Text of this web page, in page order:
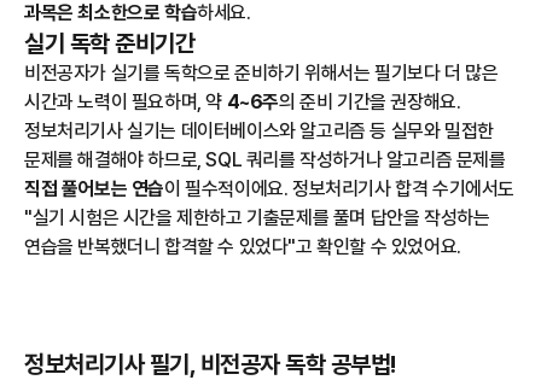
과목은 최소한으로 학습하세요.
실기 독학 준비기간
비전공자가 실기를 독학으로 준비하기 위해서는 필기보다 더 많은
시간과 노력이 필요하며, 약 4~6주의 준비 기간을 권장해요.
정보처리기사 실기는 데이터베이스와 알고리즘 등 실무와 밀접한
문제를 해결해야 하므로, SQL 쿼리를 작성하거나 알고리즘 문제를
직접 풀어보는 연습이 필수적이에요. 정보처리기사 합격 수기에서도
"실기 시험은 시간을 제한하고 기출문제를 풀며 답안을 작성하는
연습을 반복했더니 합격할 수 있었다"고 확인할 수 있었어요.
정보처리기사 필기, 비전공자 독학 공부법!